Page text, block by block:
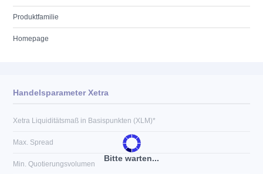
Produktfamilie
Homepage
Bitte warten...
Handelsparameter Xetra
Xetra Liquiditätsmaß in Basispunkten (XLM)*
Max. Spread
Min. Quotierungsvolumen